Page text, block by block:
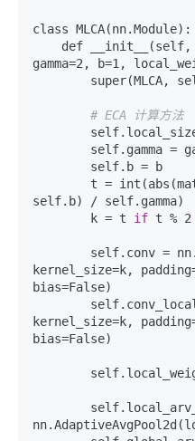
class MLCA(nn.Module):
gamma=2, b=1,
# ECA 计算方法
self.b) / self.gamma)
        k = t
if t % 2
kernel_size=k,
bias=False)
kernel_size=k,
bias=False)